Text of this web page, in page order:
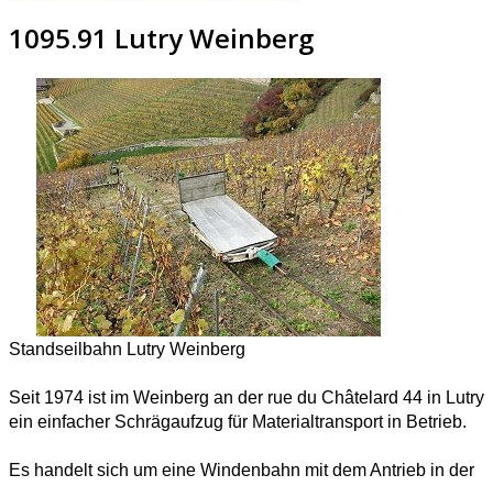
1095.91 Lutry Weinberg
Standseilbahn Lutry Weinberg
Seit 1974 ist im Weinberg an der rue du Châtelard 44 in Lutry
ein einfacher Schrägaufzug für Materialtransport in Betrieb.
Es handelt sich um eine Windenbahn mit dem Antrieb in der